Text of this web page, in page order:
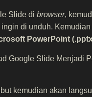
Slide di browser,
di unduh.
PowerPoint
kemudian akan